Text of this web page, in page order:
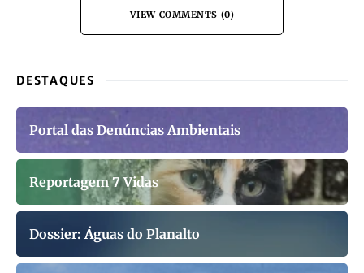
VIEW COMMENTS (0)
DESTAQUES
Portal das Denúncias Ambientais
Reportagem 7 Vidas
Dossier: Águas do Planalto